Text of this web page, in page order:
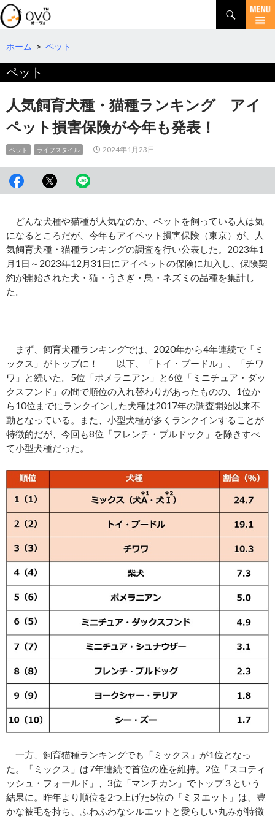
検
索
コ
テ
ツ
へ
動
ホーム > ペット
ペット
人気飼育犬種・猫種ランキング アイ
ペット損害保険が今年も発表！
ペット ライフスタイル 2024年1月23日
どんな犬種や猫種が人気なのか、ペットを飼っている人は気
になるところだが、今年もアイペット損害保険（東京）が、人
気飼育犬種・猫種ランキングの調査を行い公表した。2023年1
月1日～2023年12月31日にアイペットの保険に加入し、保険契
約が開始された犬・猫・うさぎ・鳥・ネズミの品種を集計し
た。
まず、飼育犬種ランキングでは、2020年から4年連続で「ミ
ックス」がトップに！ 以下、「トイ・プードル」、「チワ
ワ」と続いた。5位「ポメラニアン」と6位「ミニチュア・ダッ
クスフンド」の間で順位の入れ替わりがあったものの、1位か
ら10位までにランクインした犬種は2017年の調査開始以来不
動となっている。また、小型犬種が多くランクインすることが
特徴的だが、今回も8位「フレンチ・ブルドック」を除きすべ
て小型犬種だった。
一方、飼育猫種ランキングでも「ミックス」が1位となっ
た。「ミックス」は7年連続で首位の座を維持。2位「スコティ
ッシュ・フォールド」、3位「マンチカン」でトップ３という
結果に。昨年より順位を2つ上げた5位の「ミヌエット」は、豊
かな被毛を持ち、ふわふわなシルエットと愛らしい丸みが特徴